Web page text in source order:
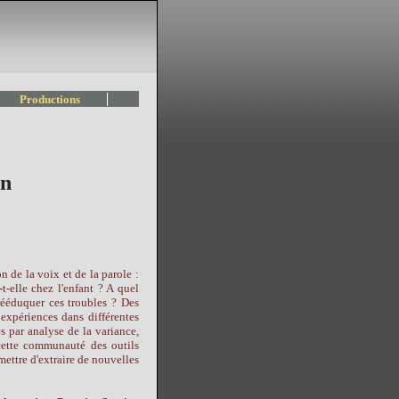
Productions
de la voix et de la parole :
elle chez l'enfant ? A quel
ces troubles ? Des
dans différentes
par analyse de la variance,
communauté des outils
d'extraire de nouvelles